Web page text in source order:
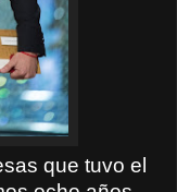
que tuvo el